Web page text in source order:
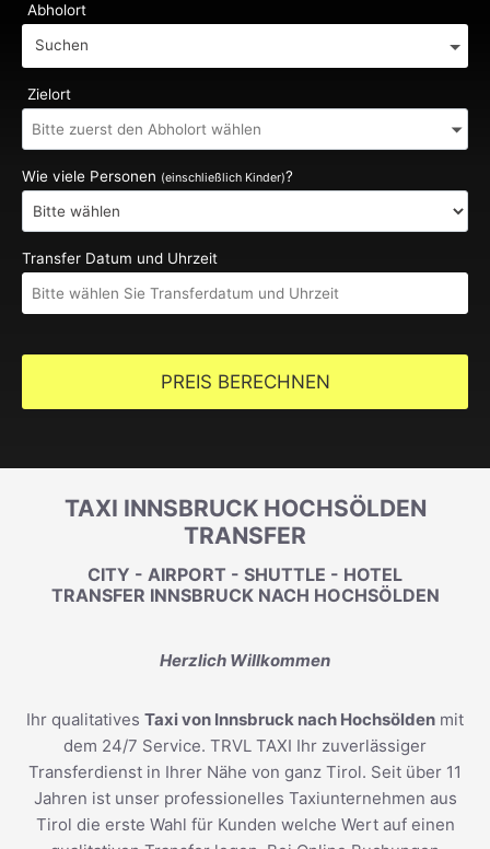
Abholort
Suchen
Zielort
Wie viele Personen (einschließlich Kinder)?
Transfer Datum und Uhrzeit
PREIS BERECHNEN
TAXI INNSBRUCK HOCHSÖLDEN
TRANSFER
CITY - AIRPORT - SHUTTLE - HOTEL
TRANSFER INNSBRUCK NACH HOCHSÖLDEN
Herzlich Willkommen
Ihr qualitatives Taxi von Innsbruck nach Hochsölden mit
dem 24/7 Service. TRVL TAXI Ihr zuverlässiger
Transferdienst in Ihrer Nähe von ganz Tirol. Seit über 11
Jahren ist unser professionelles Taxiunternehmen aus
Tirol die erste Wahl für Kunden welche Wert auf einen